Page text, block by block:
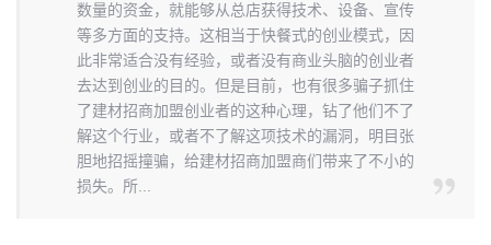
数量的资金，就能够从总店获得技术、设备、宣传
等多方面的支持。这相当于快餐式的创业模式，因
此非常适合没有经验，或者没有商业头脑的创业者
去达到创业的目的。但是目前，也有很多骗子抓住
了建材招商加盟创业者的这种心理，钻了他们不了
解这个行业，或者不了解这项技术的漏洞，明目张
胆地招摇撞骗，给建材招商加盟商们带来了不小的
损失。所...